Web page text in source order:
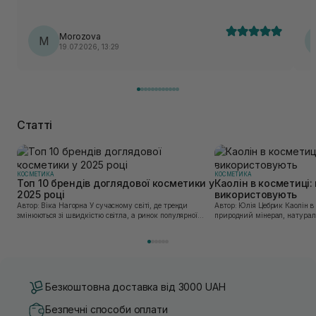
M Morozova
19.07.2026, 13:29
Статті
КОСМЕТИКА
Топ 10 брендів доглядової косметики у
2025 році
Автор: Віка Нагорна У сучасному світі, де тренди
змінюються зі швидкістю світла, а ринок популярної
КОСМЕТИКА
Каолін в
використовують
Автор: Юлія Цебрик Каолін в косметології – це
природний мінерал,
Безкоштовна доставка від 3000 UAH
Безпечні способи оплати